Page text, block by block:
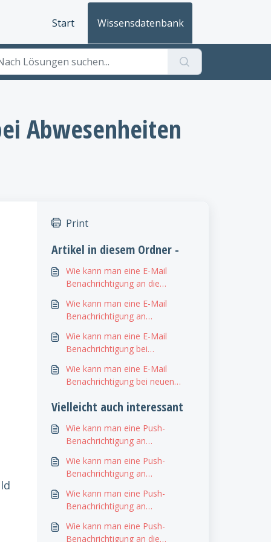
Start Wissensdatenbank
Abwesenheiten
Print
Artikel in diesem Ordner -
Wie kann man eine E-Mail
Benachrichtigung an die
Bestellungen einstellen?
Wie kann man eine E-Mail
Benachrichtigung an
Bestellungen einstellen?
Wie kann man eine E-Mail
Benachrichtigung bei
erhalten?
Wie kann man eine E-Mail
Benachrichtigung bei neuen
Vielleicht auch interessant
Wie kann man eine Push-
Benachrichtigung an
Bestellungen einstellen?
Wie kann man eine Push-
Benachrichtigung an
Bautagebuch-Einträgen
einstellen?
Wie kann man eine Push-
Benachrichtigung an
Bautagebuch-Einträgen
Wie kann man eine Push-
Benachrichtigung an die